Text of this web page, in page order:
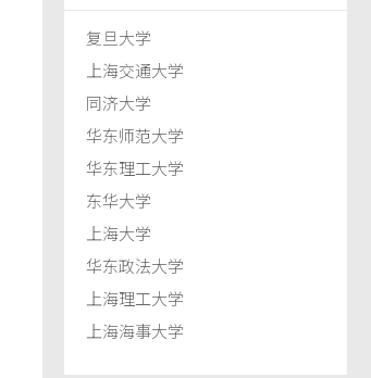
复旦大学
上海交通大学
同济大学
华东师范大学
华东理工大学
东华大学
上海大学
华东政法大学
上海理工大学
上海海事大学